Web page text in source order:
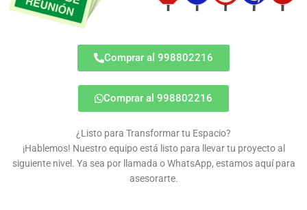
Comprar al 998802216
Comprar al 998802216
¿Listo para Transformar tu Espacio?
¡Hablemos! Nuestro equipo está listo para llevar tu proyecto al
siguiente nivel. Ya sea por llamada o WhatsApp, estamos aquí para
asesorarte.